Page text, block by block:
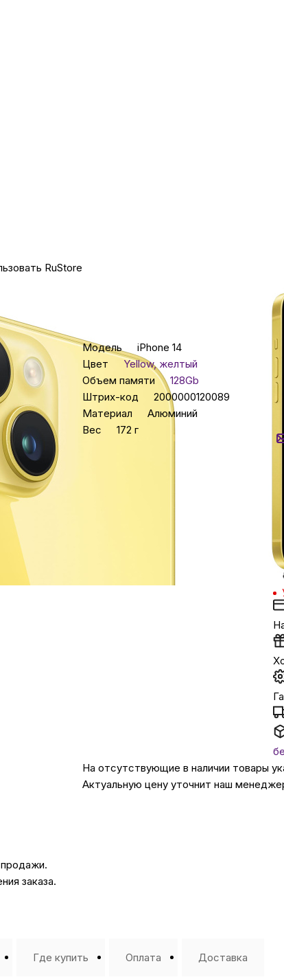
Для дома и
Для домашних
Умный дом и
Сервисный центр
Подарочные
RuStore
заказа.
Модель
iPhone 14
Цвет
Yellow, желтый
Объем памяти
128Gb
Штрих-код
2000000120089
Материал
Алюминий
Вес
172 г
На отсутствующие в наличии товары
Актуальную цену уточнит наш
Где купить Оплата Доставка